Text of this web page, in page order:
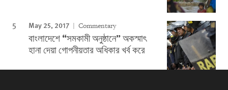
May 25, 2017 Commentary
বাংলাদেশে “সমকামী অনুষ্ঠানে” অকস্মাৎ
হানা দেয়া গোপনীয়তার অধিকার খর্ব করে